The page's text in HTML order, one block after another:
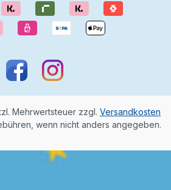
Mehrwertsteuer zzgl. Versandkosten
wenn nicht anders angegeben.